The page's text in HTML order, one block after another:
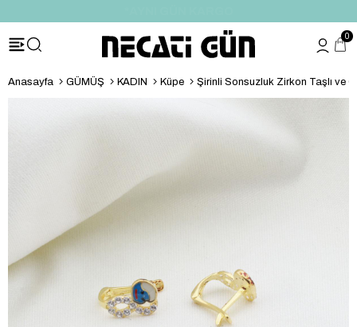
0
Anasayfa GÜMÜŞ KADIN Küpe Şirinli Sonsuzluk Zirkon Taşlı ve Gold